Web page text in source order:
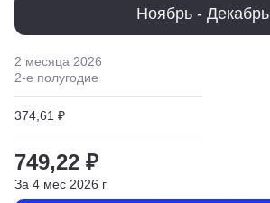
Ноябрь - Декабрь
2 месяца 2026
2-е полугодие
374,61 ₽
749,22 ₽
За 4 мес 2026 г